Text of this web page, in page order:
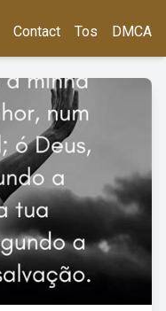
Contact Tos DMCA